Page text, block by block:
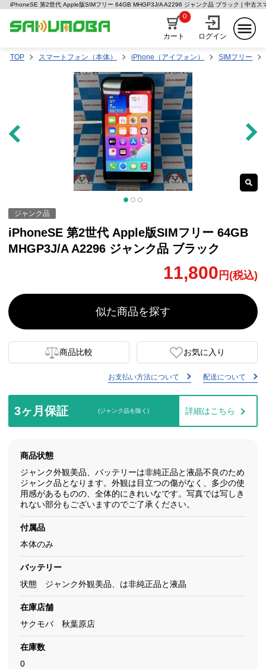
iPhoneSE 第2世代 Apple版SIMフリー 64GB MHGP3J/A A2296 ジャンク品 ブラック | 中古ス
カート
0
ログイン
TOP スマートフォン（本体） iPhone（アイフォン） SIMフリー
ジャンク品
iPhoneSE 第2世代 Apple版SIMフリー 64GB
MHGP3J/A A2296 ジャンク品 ブラック
11,800 円(税込)
似た商品を探す
商品比較 お気に入り
お支払い方法について 配送について
3ヶ月保証 (ジャンク品を除く) 詳細はこちら
商品状態
ジャンク外観美品、バッテリーは非純正品と液晶不良のため
ジャンク品となります。外観は目立つの傷がなく、多少の使
用感があるものの、全体的にきれいなです。写真では写しき
れない部分もございますのでご了承ください。
付属品
本体のみ
バッテリー
状態 ジャンク外観美品、は非純正品と液晶
在庫店舗
サクモバ 秋葉原店
在庫数
0